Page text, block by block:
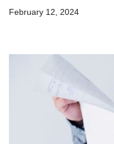
February 12, 2024